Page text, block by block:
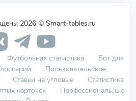
2026 © Smart-tables.ru
Футбольная статистика
Бот для
Пользовательское
Ставки на угловые
Статистика
карточек
Профессиональные